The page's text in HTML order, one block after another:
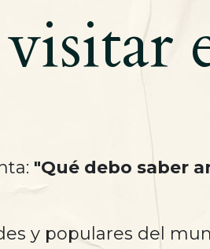
"Qué debo saber
y populares del